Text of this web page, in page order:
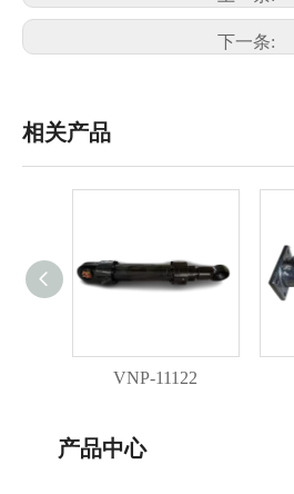
下一条:
相关产品
VNP-11122
产品中心